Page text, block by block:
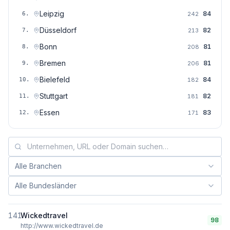
6 . Leipzig 242 84
7 . Düsseldorf 213 82
8 . Bonn 208 81
9 . Bremen 206 81
10 . Bielefeld 182 84
11 . Stuttgart 181 82
12 . Essen 171 83
Branche filtern:
Alle Branchen
Bundesland filtern:
Alle Bundesländer
141Wickedtravel
http://www.wickedtravel.de
98